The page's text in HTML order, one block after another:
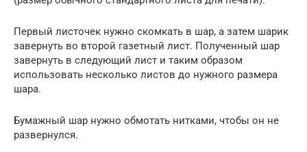
Первый листочек нужно скомкать в шар, а затем шарик
завернуть во второй газетный лист. Полученный шар
завернуть в следующий лист и таким образом
использовать несколько листов до нужного размера
шара.
Бумажный шар нужно обмотать нитками, чтобы он не
развернулся.